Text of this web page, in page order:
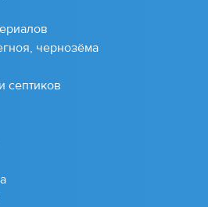
чернозёма
септиков